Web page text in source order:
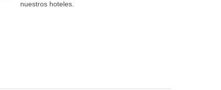
nuestros hoteles.